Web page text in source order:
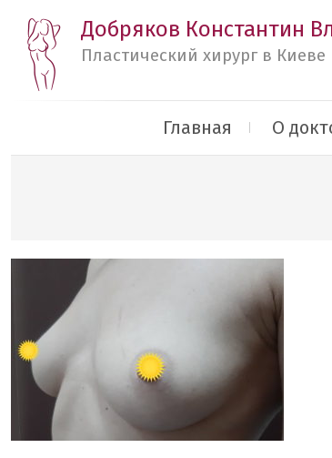
Добряков Константин
Пластический хирург в Киеве
Главная О